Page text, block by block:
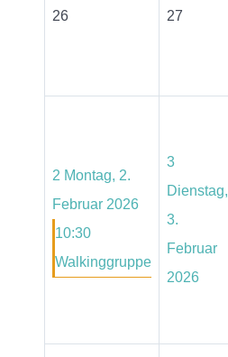
26 27
2 Montag, 2.
Februar 2026
10:30
Walkinggruppe
3
Dienstag,
3.
Februar
2026